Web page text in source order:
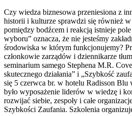
Czy wiedza biznesowa przeniesiona z
historii i kulturze sprawdzi się również w
pomiędzy bodźcem i reakcją istnieje
wyboru” oznacza, że nie jesteśmy
środowiska w którym funkcjonujemy?
członkowie zarządów i dziennikarze
seminarium samego Stephena M.R.
skutecznego działania” i „Szybkość
się 5 czerwca br. w hotelu Radisson Blu
było wyposażenie liderów w wiedzę i
rozwijać siebie, zespoły i całe
Szybkości Zaufania. Szkolenia